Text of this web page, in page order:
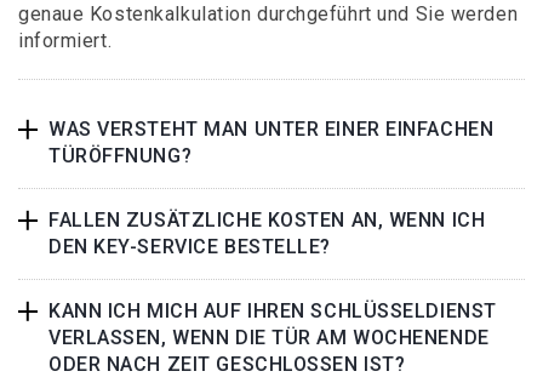
genaue Kostenkalkulation durchgeführt und Sie werden
informiert.
WAS VERSTEHT MAN UNTER EINER EINFACHEN
TÜRÖFFNUNG?
FALLEN ZUSÄTZLICHE KOSTEN AN, WENN ICH
DEN KEY-SERVICE BESTELLE?
KANN ICH MICH AUF IHREN SCHLÜSSELDIENST
VERLASSEN, WENN DIE TÜR AM WOCHENENDE
ODER NACH ZEIT GESCHLOSSEN IST?